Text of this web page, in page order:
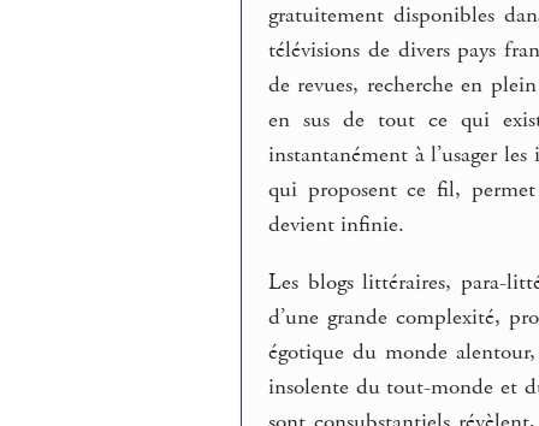
gratuitement disponibles
télévisions de divers pays
de revues, recherche en
en sus de tout ce qui
instantanément à l’usager
qui proposent ce fil,
devient infinie.
Les blogs littéraires, para-
d’une grande complexité,
égotique du monde
insolente du tout-monde et